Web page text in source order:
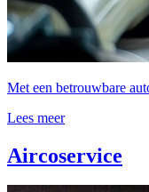
Met een betrouwbare
Lees meer
Aircoservice